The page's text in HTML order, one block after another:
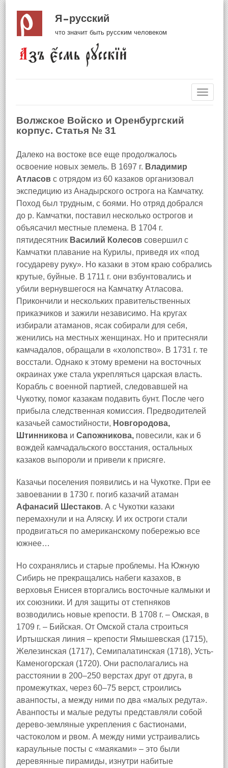
Я русский
что значит быть русским человеком
Волжское Войско и Оренбургский
корпус. Статья № 31
Далеко на востоке все еще продолжалось
освоение новых земель. В 1697 г. Владимир
Атласов с отрядом из 60 казаков организовал
экспедицию из Анадырского острога на Камчатку.
Поход был трудным, с боями. Но отряд добрался
до р. Камчатки, поставил несколько острогов и
объясачил местные племена. В 1704 г.
пятидесятник Василий Колесов совершил с
Камчатки плавание на Курилы, приведя их «под
государеву руку». Но казаки в этом краю собрались
крутые, буйные. В 1711 г. они взбунтовались и
убили вернувшегося на Камчатку Атласова.
Прикончили и нескольких правительственных
приказчиков и зажили независимо. На кругах
избирали атаманов, ясак собирали для себя,
женились на местных женщинах. Но и притесняли
камчадалов, обращали в «холопство». В 1731 г. те
восстали. Однако к этому времени на восточных
окраинах уже стала укрепляться царская власть.
Корабль с военной партией, следовавшей на
Чукотку, помог казакам подавить бунт. После чего
прибыла следственная комиссия. Предводителей
казачьей самостийности, Новгородова,
Штинникова и Сапожникова, повесили, как и 6
вождей камчадальского восстания, остальных
казаков выпороли и привели к присяге.
Казачьи поселения появились и на Чукотке. При ее
завоевании в 1730 г. погиб казачий атаман
Афанасий Шестаков. А с Чукотки казаки
перемахнули и на Аляску. И их остроги стали
продвигаться по американскому побережью все
южнее…
Но сохранялись и старые проблемы. На Южную
Сибирь не прекращались набеги казахов, в
верховья Енисея вторгались восточные калмыки и
их союзники. И для защиты от степняков
возводились новые крепости. В 1708 г. – Омская, в
1709 г. – Бийская. От Омской стала строиться
Иртышская линия – крепости Ямышевская (1715),
Железинская (1717), Семипалатинская (1718), Усть-
Каменогорская (1720). Они располагались на
расстоянии в 200–250 верстах друг от друга, в
промежутках, через 60–75 верст, строились
аванпосты, а между ними по два «малых редута».
Аванпосты и малые редуты представляли собой
дерево-земляные укрепления с бастионами,
частоколом и рвом. А между ними устраивались
караульные посты с «маяками» – это были
деревянные пирамиды, изнутри набитые